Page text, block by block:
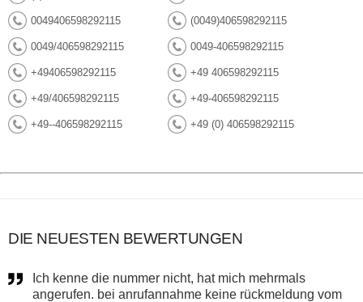
0049406598292115 (0049)406598292115
0049/406598292115 0049-406598292115
+49406598292115 +49 406598292115
+49/406598292115 +49-406598292115
+49--406598292115 +49 (0) 406598292115
DIE NEUESTEN BEWERTUNGEN
angerufen. bei anrufannahme keine rückmeldung vom